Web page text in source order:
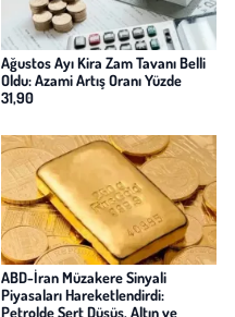
Ağustos Ayı Kira Zam Tavanı Belli
Oldu: Azami Artış Oranı Yüzde
31,90
ABD-İran Müzakere Sinyali
Piyasaları Hareketlendirdi:
Petrolde Sert Düşüş, Altın ve